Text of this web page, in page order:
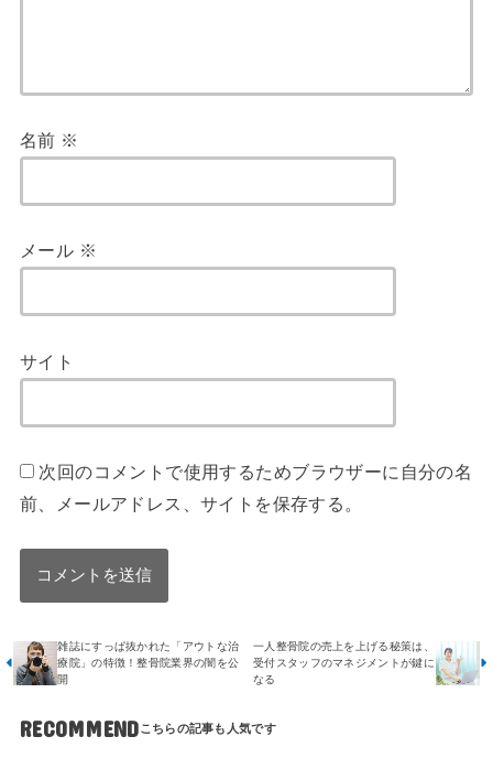
名前 ※
メール ※
サイト
次回のコメントで使用するためブラウザーに自分の名
前、メールアドレス、サイトを保存する。
雑誌にすっぱ抜かれた「アウトな治
療院」の特徴！整骨院業界の闇を公
開
一人整骨院の売上を上げる秘策は、
受付スタッフのマネジメントが鍵に
なる
RECOMMEND